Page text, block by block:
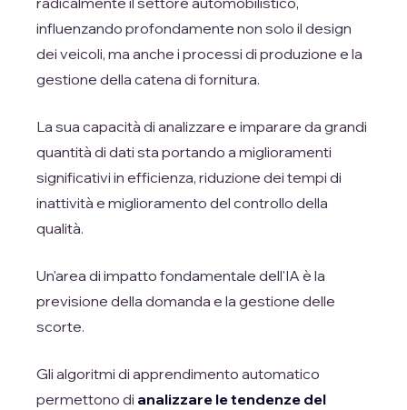
influenzando profondamente non solo il design
dei veicoli, ma anche i processi di produzione e la
gestione della catena di fornitura.
La sua capacità di analizzare e imparare da grandi
quantità di dati sta portando a miglioramenti
significativi in efficienza, riduzione dei tempi di
inattività e miglioramento del controllo della
qualità.
Un'area di impatto fondamentale dell'IA è la
previsione della domanda e la gestione delle
scorte.
Gli algoritmi di apprendimento automatico
permettono di analizzare le tendenze del